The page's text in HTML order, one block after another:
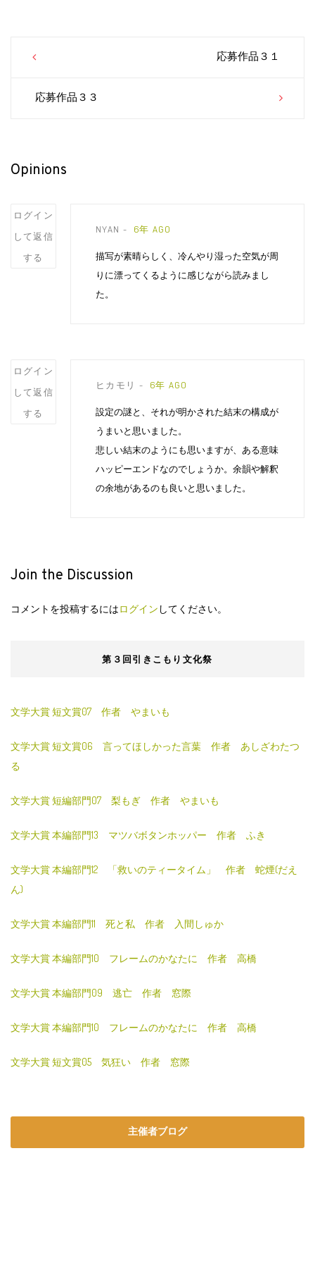
応募作品３１
応募作品３３
Opinions
Post
comment
ログイン
して返信
する
NYAN 6年 AGO
描写が素晴らしく、冷んやり湿った空気が周
りに漂ってくるように感じながら読みまし
た。
Post
comment
ログイン
して返信
する
ヒカモリ 6年 AGO
設定の謎と、それが明かされた結末の構成が
うまいと思いました。
悲しい結末のようにも思いますが、ある意味
ハッピーエンドなのでしょうか。余韻や解釈
の余地があるのも良いと思いました。
Join the Discussion
コメントを投稿するにはログイン してください。
第３回引きこもり文化祭
文学大賞 短文賞07 作者 やまいも
文学大賞 短文賞06 言ってほしかった言葉 作者 あしざわたつ
る
文学大賞 短編部門07 梨もぎ 作者 やまいも
文学大賞 本編部門13 マツバボタンホッパー 作者 ふき
文学大賞 本編部門12 「救いのティータイム」 作者 蛇煙(だえ
ん)
文学大賞 本編部門11 死と私 作者 入間しゅか
文学大賞 本編部門10 フレームのかなたに 作者 高橋
文学大賞 本編部門09 逃亡 作者 窓際
文学大賞 本編部門10 フレームのかなたに 作者 高橋
文学大賞 短文賞05 気狂い 作者 窓際
主催者ブログ